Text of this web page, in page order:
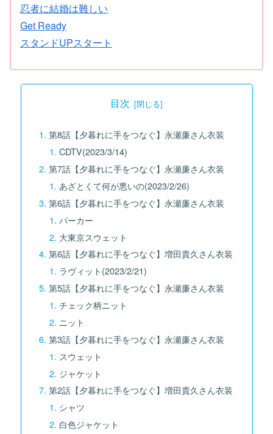
忍者に結婚は難しい
Get Ready
スタンドUPスタート
目次
第8話【夕暮れに手をつなぐ】永瀬廉さん衣装
CDTV(2023/3/14)
第7話【夕暮れに手をつなぐ】永瀬廉さん衣装
あざとくて何が悪いの(2023/2/26)
第6話【夕暮れに手をつなぐ】永瀬廉さん衣装
パーカー
大東京スウェット
第6話【夕暮れに手をつなぐ】増田貴久さん衣装
ラヴィット(2023/2/21)
第5話【夕暮れに手をつなぐ】永瀬廉さん衣装
チェック柄ニット
ニット
第3話【夕暮れに手をつなぐ】永瀬廉さん衣装
スウェット
ジャケット
第2話【夕暮れに手をつなぐ】増田貴久さん衣装
シャツ
白色ジャケット